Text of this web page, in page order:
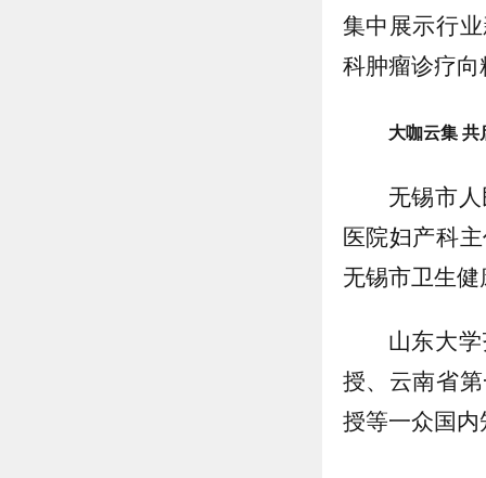
集中展示行
科肿瘤诊疗
大咖云集 共
无锡市
医院妇产科
无锡市卫生
山东大
授、云南省
授等一众国